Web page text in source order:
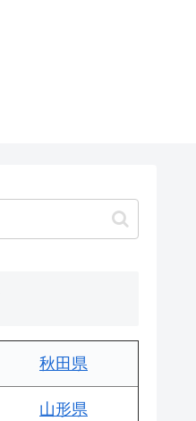
秋田県
山形県